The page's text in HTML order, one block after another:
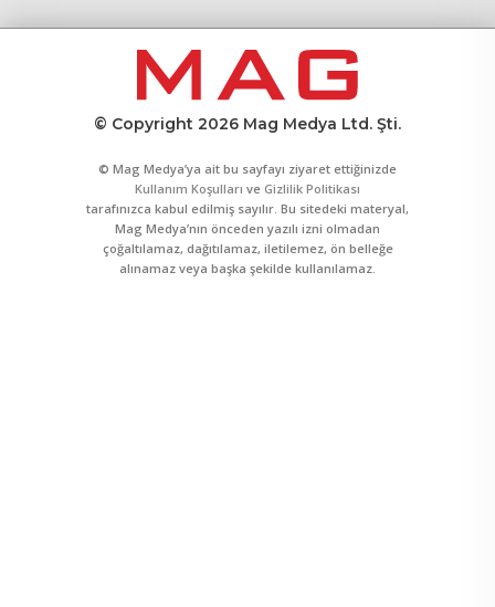
© Copyright 2026 Mag Medya Ltd. Şti.
© Mag Medya’ya ait bu sayfayı ziyaret ettiğinizde
Kullanım Koşulları ve Gizlilik Politikası
tarafınızca kabul edilmiş sayılır. Bu sitedeki materyal,
Mag Medya’nın önceden yazılı izni olmadan
çoğaltılamaz, dağıtılamaz, iletilemez, ön belleğe
alınamaz veya başka şekilde kullanılamaz.